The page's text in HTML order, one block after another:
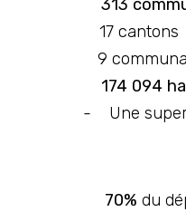
313
17 cantons
9
174 094
-
Une
70% du